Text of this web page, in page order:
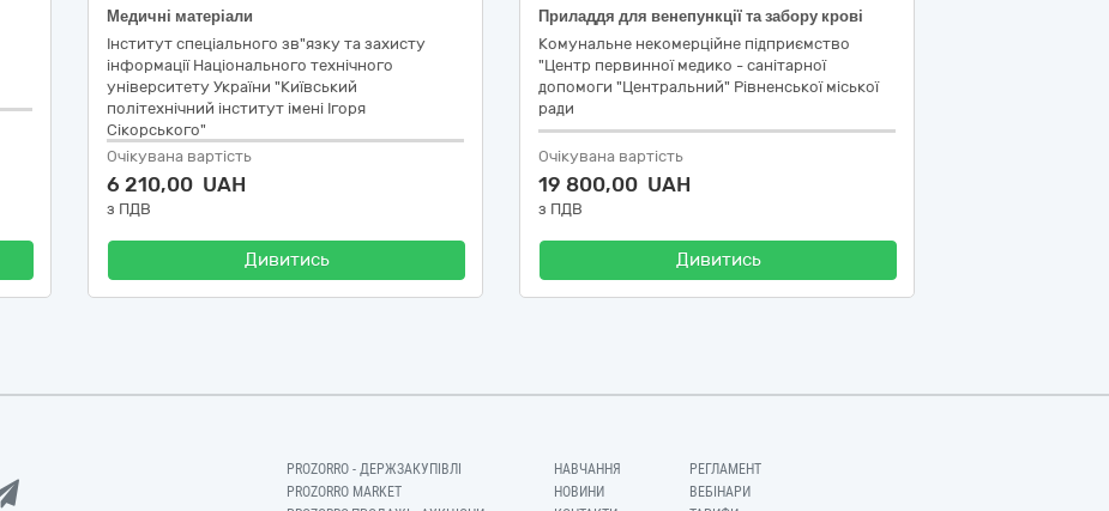
Медичні матеріали
Інститут спеціального зв"язку та захисту
інформації Національного технічного
університету України "Київський
політехнічний інститут імені Ігоря
Сікорського"
Очікувана вартість
6 210,00 UAH
з ПДВ
Дивитись
Приладдя для венепункції та забору крові
Комунальне некомерційне підприємство
"Центр первинної медико - санітарної
допомоги "Центральний" Рівненської міської
ради
Очікувана вартість
19 800,00 UAH
з ПДВ
Дивитись
PROZORRO - ДЕРЖЗАКУПІВЛІ
PROZORRO MARKET
НАВЧАННЯ
НОВИНИ
РЕГЛАМЕНТ
ВЕБІНАРИ